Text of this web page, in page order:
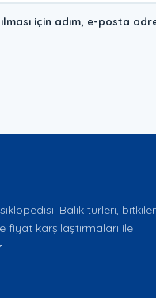
için adım, e-posta
Balık türleri,
fiyat karşılaştırmaları ile